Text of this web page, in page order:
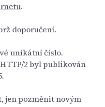
.
doporučení.
unikátní číslo.
2 byl publikován
jen pozměnit novým